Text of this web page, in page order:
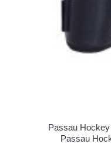
Passau
Passau